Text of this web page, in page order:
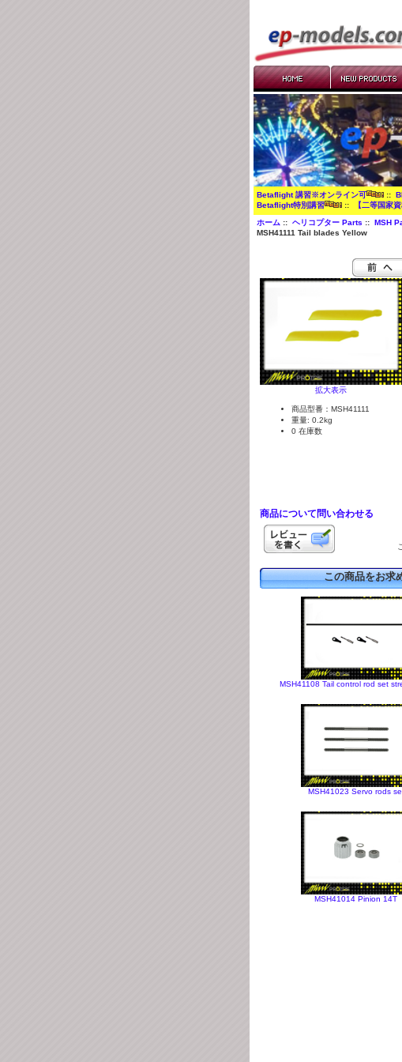
Betaflight 講習※オンライン可 ::
Betaflight特別講習
:: 【二等国家
ホーム ::ヘリコプター Parts ::MSH
MSH41111 Tail blades Yellow
拡大表示
商品型番：MSH41111
重量: 0.2kg
0 在庫数
商品について問い合わせる
この商品をお求
MSH41108 Tail control rod set
MSH41023 Servo rods
MSH41014 Pinion 14T